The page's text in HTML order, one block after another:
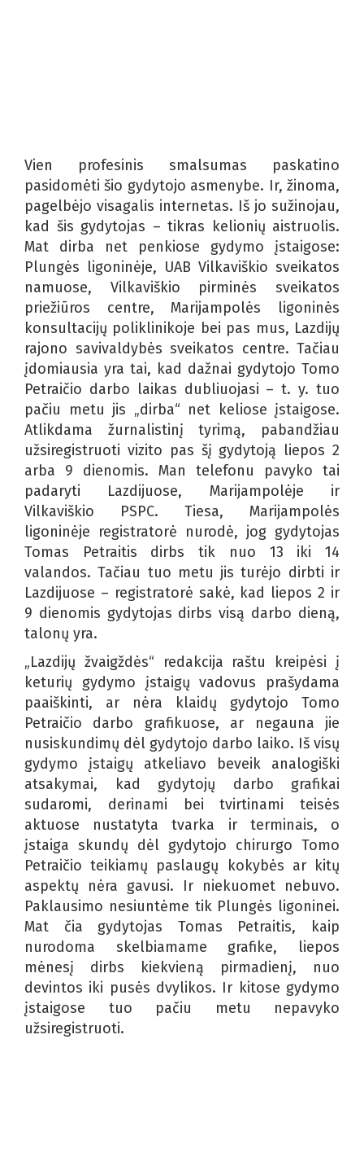
Vien profesinis smalsumas paskatino
pasidomėti šio gydytojo asmenybe. Ir, žinoma,
pagelbėjo visagalis internetas. Iš jo sužinojau,
kad šis gydytojas – tikras kelionių aistruolis.
Mat dirba net penkiose gydymo įstaigose:
Plungės ligoninėje, UAB Vilkaviškio sveikatos
namuose, Vilkaviškio pirminės sveikatos
priežiūros centre, Marijampolės ligoninės
konsultacijų poliklinikoje bei pas mus, Lazdijų
rajono savivaldybės sveikatos centre. Tačiau
įdomiausia yra tai, kad dažnai gydytojo Tomo
Petraičio darbo laikas dubliuojasi – t. y. tuo
pačiu metu jis „dirba“ net keliose įstaigose.
Atlikdama žurnalistinį tyrimą, pabandžiau
užsiregistruoti vizito pas šį gydytoją liepos 2
arba 9 dienomis. Man telefonu pavyko tai
padaryti Lazdijuose, Marijampolėje ir
Vilkaviškio PSPC. Tiesa, Marijampolės
ligoninėje registratorė nurodė, jog gydytojas
Tomas Petraitis dirbs tik nuo 13 iki 14
valandos. Tačiau tuo metu jis turėjo dirbti ir
Lazdijuose – registratorė sakė, kad liepos 2 ir
9 dienomis gydytojas dirbs visą darbo dieną,
talonų yra.
„Lazdijų žvaigždės“ redakcija raštu kreipėsi į
keturių gydymo įstaigų vadovus prašydama
paaiškinti, ar nėra klaidų gydytojo Tomo
Petraičio darbo grafikuose, ar negauna jie
nusiskundimų dėl gydytojo darbo laiko. Iš visų
gydymo įstaigų atkeliavo beveik analogiški
atsakymai, kad gydytojų darbo grafikai
sudaromi, derinami bei tvirtinami teisės
aktuose nustatyta tvarka ir terminais, o
įstaiga skundų dėl gydytojo chirurgo Tomo
Petraičio teikiamų paslaugų kokybės ar kitų
aspektų nėra gavusi. Ir niekuomet nebuvo.
Paklausimo nesiuntėme tik Plungės ligoninei.
Mat čia gydytojas Tomas Petraitis, kaip
nurodoma skelbiamame grafike, liepos
mėnesį dirbs kiekvieną pirmadienį, nuo
devintos iki pusės dvylikos. Ir kitose gydymo
įstaigose tuo pačiu metu nepavyko
užsiregistruoti.